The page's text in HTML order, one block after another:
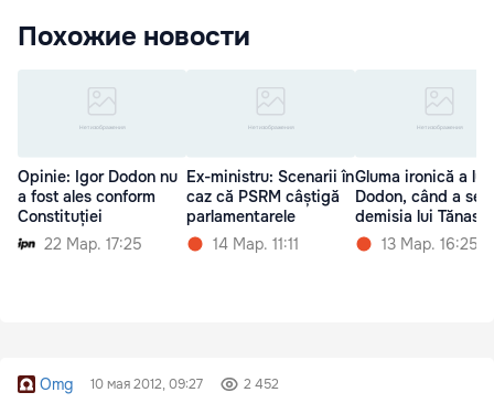
Похожие новости
Opinie: Igor Dodon nu
a fost ales conform
Constituției
22 Мар. 17:25
Ex-ministru: Scenarii în
caz că PSRM câștigă
parlamentarele
14 Мар. 11:11
Gluma ironică a lui
Dodon, când a
demisia lui Tănase
13 Мар. 16:25
Omg 10 мая 2012, 09:27 2 452